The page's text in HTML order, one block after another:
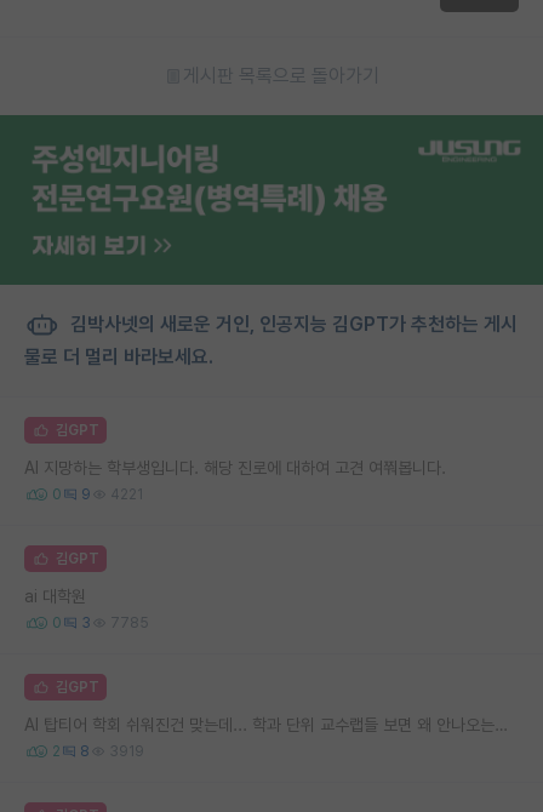
게시판 목록으로 돌아가기
김박사넷의 새로운 거인, 인공지능 김GPT가 추천하는 게시
물로 더 멀리 바라보세요.
김GPT
AI 지망하는 학부생입니다. 해당 진로에 대하여 고견 여쭤봅니다.
0 9 4221
김GPT
ai 대학원
0 3 7785
김GPT
AI 탑티어 학회 쉬워진건 맞는데... 학과 단위 교수랩들 보면 왜 안나오는지 모르겠음..
2 8 3919